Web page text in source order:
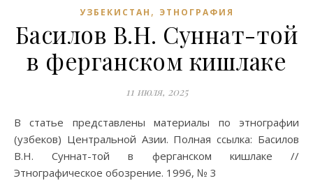
УЗБЕКИСТАН , ЭТНОГРАФИЯ
Басилов В.Н. Суннат-той
в ферганском кишлаке
11 июля, 2025
В статье представлены материалы по этнографии
(узбеков) Центральной Азии. Полная ссылка: Басилов
В.Н. Суннат-той в ферганском кишлаке //
Этнографическое обозрение. 1996, № 3